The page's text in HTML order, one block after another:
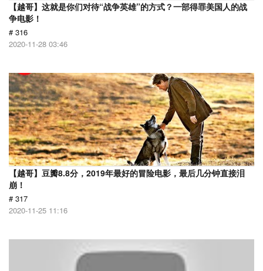
【越哥】这就是你们对待“战争英雄”的方式？一部得罪美国人的战
争电影！
# 316
2020-11-28 03:46
【越哥】豆瓣8.8分，2019年最好的冒险电影，最后几分钟直接泪
崩！
# 317
2020-11-25 11:16